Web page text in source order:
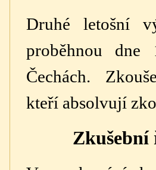
Druhé letošní
proběhnou
Čechách.
kteří absolvují
Zkušební